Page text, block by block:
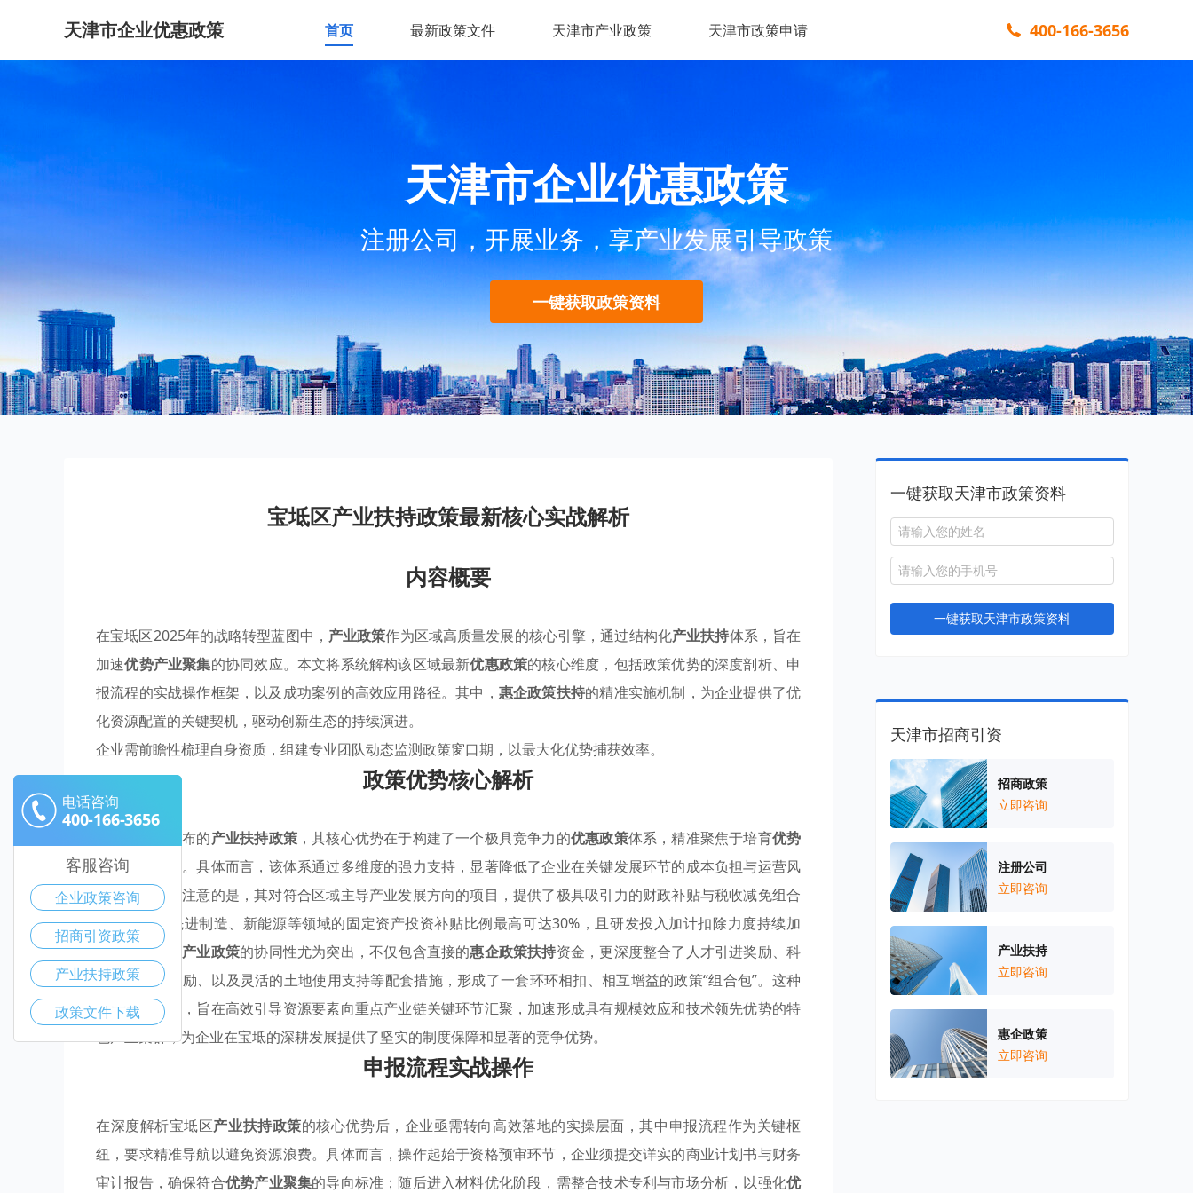
天津市企业优惠政策 首页 最新政策文件 天津市产业政策 天津市政策申请 400-166-3656
天津市企业优惠政策
注册公司，开展业务，享产业发展引导政策
一键获取政策资料
宝坻区产业扶持政策最新核心实战解析
内容概要
在宝坻区2025年的战略转型蓝图中， 产业政策作为区域高质量发展的核心引擎，通过结构化产业扶持体系，旨在
加速优势产业聚集的协同效应。本文将系统解构该区域最新优惠政策的核心维度，包括政策优势的深度剖析、申
报流程的实战操作框架，以及成功案例的高效应用路径。其中， 惠企政策扶持的精准实施机制，为企业提供了优
化资源配置的关键契机，驱动创新生态的持续演进。
企业需前瞻性梳理自身资质，组建专业团队动态监测政策窗口期，以最大化优势捕获效率。
政策优势核心解析
宝坻区最新颁布的产业扶持政策，其核心优势在于构建了一个极具竞争力的优惠政策体系，精准聚焦于培育优势
产业聚集
效应。具体而言，该体系通过多维度的强力支持，显著降低了企业在关键发展环节的成本负担与运营风
险。尤其值得注意的是，其对符合区域主导产业发展方向的项目，提供了极具吸引力的财政补贴与税收减免组合
拳，例如对先进制造、新能源等领域的固定资产投资补贴比例最高可达30%，且研发投入加计扣除力度持续加
大。同时，该 产业政策的协同性尤为突出，不仅包含直接的惠企政策扶持资金，更深度整合了人才引进奖励、科
技成果转化激励、以及灵活的土地使用支持等配套措施，形成了一套环环相扣、相互增益的政策“组合包”。这种
系统化的设计，旨在高效引导资源要素向重点产业链关键环节汇聚，加速形成具有规模效应和技术领先优势的特
色产业集群，为企业在宝坻的深耕发展提供了坚实的制度保障和显著的竞争优势。
申报流程实战操作
在深度解析宝坻区产业扶持政策的核心优势后，企业亟需转向高效落地的实操层面，其中申报流程作为关键枢
纽，要求精准导航以避免资源浪费。具体而言，操作起始于资格预审环节，企业须提交详实的商业计划书与财务
审计报告，确保符合优势产业聚集的导向标准；随后进入材料优化阶段，需整合技术专利与市场分析，以强化优
一键获取天津市政策资料
一键获取天津市政策资料
天津市招商引资
招商政策
立即咨询
注册公司
立即咨询
产业扶持
立即咨询
惠企政策
立即咨询
电话咨询
400-166-3656
客服咨询
企业政策咨询
招商引资政策
产业扶持政策
政策文件下载